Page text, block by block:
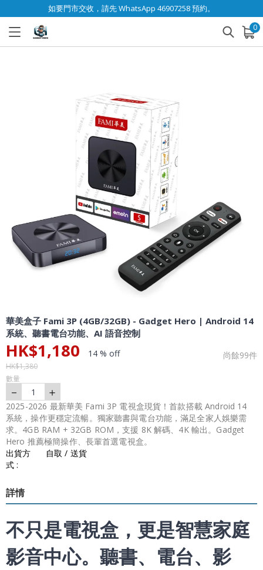
如要門市交收，請先 WhatsApp 46907258 預約。
0
已加入購物車 查看
華美盒子 Fami 3P (4GB/32GB) - Gadget Hero | Android 14
系統、聽書電台功能、AI 語音控制
HK$1,180 14 % off 尚餘99件
HK$1,380
數量
－ 1 ＋
2025-2026 最新華美 Fami 3P 電視盒現貨！首款搭載 Android 14
系統，操作更穩定流暢。獨家聽書與電台功能，滿足全家人娛樂需
求。4GB RAM + 32GB ROM，支援 8K 解碼、4K 輸出。Gadget
Hero 推薦極簡操作、長輩首選電視盒。
出貨方
式 :
自取 / 送貨
詳情
不只是電視盒，更是智慧家庭
影音中心。聽書、電台、影